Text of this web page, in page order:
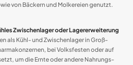
von Bäckern und Molkereien genutzt.
Zwischen­lager oder Lager­erweiterung
als Kühl- und Zwischen­lager in Groß­
bei Volks­festen oder auf
um die Ernte oder andere Nahrungs­